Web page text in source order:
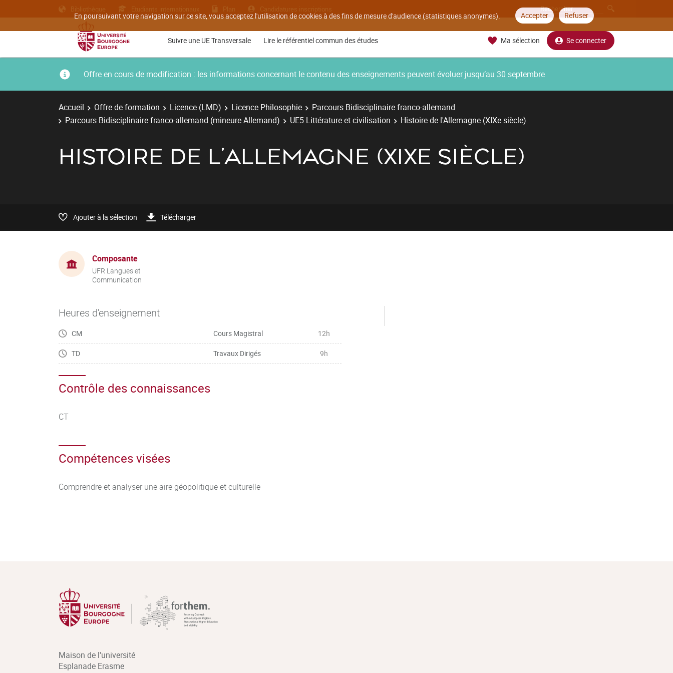
En poursuivant votre navigation sur ce site, vous acceptez l'utilisation de cookies à des fins de mesure d'audience (statistiques anonymes). Accepter Refuser
Bibliothèque Etudiants internationaux Plan Candidatures inscriptions
Suivre une UE Transversale Lire le référentiel commun des études Ma sélection Se connecter
Offre en cours de modification : les informations concernant le contenu des enseignements peuvent évoluer jusqu’au 30 septembre
Accueil Offre de formation Licence (LMD) Licence Philosophie
Parcours Bidisciplinaire franco-allemand
Parcours Bidisciplinaire franco-allemand (mineure Allemand)
UE5 Littérature et civilisation Histoire de l'Allemagne (XIXe siècle)
HISTOIRE DE L'ALLEMAGNE (XIXE SIÈCLE)
Ajouter à la sélection Télécharger
Composante
UFR Langues et
Communication
Heures d'enseignement
CM Cours Magistral 12h
TD Travaux Dirigés 9h
Contrôle des connaissances
CT
Compétences visées
Comprendre et analyser une aire géopolitique et culturelle
Maison de l'université
Esplanade Erasme